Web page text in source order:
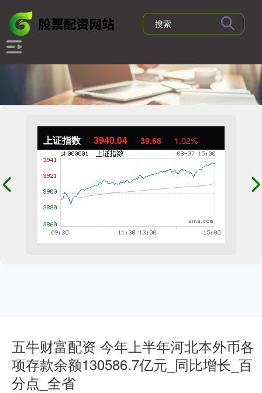
上证指数 3940.04 39.68 1.02%
五牛财富配资 今年上半年河北本外币各
项存款余额130586.7亿元_同比增长_百
分点_全省